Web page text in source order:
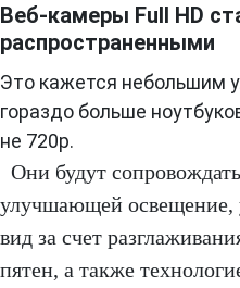
Веб-камеры Full HD
распространенными
Это кажется небольшим
гораздо больше
не 720p.
Они будут
улучшающей
вид за счет
пятен, а также